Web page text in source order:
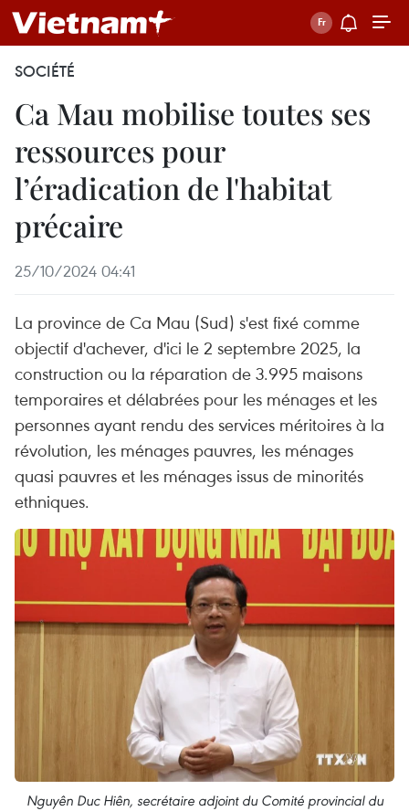
SOCIÉTÉ
Ca Mau mobilise toutes ses
ressources pour
l’éradication de l'habitat
précaire
25/10/2024 04:41
La province de Ca Mau (Sud) s'est fixé comme
objectif d'achever, d'ici le 2 septembre 2025, la
construction ou la réparation de 3.995 maisons
temporaires et délabrées pour les ménages et les
personnes ayant rendu des services méritoires à la
révolution, les ménages pauvres, les ménages
quasi pauvres et les ménages issus de minorités
ethniques.
Nguyên Duc Hiên, secrétaire adjoint du Comité provincial du